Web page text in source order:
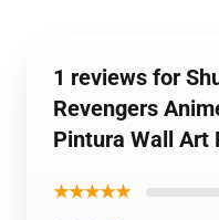
1 reviews for
Revengers
Pintura Wall Art
★★★★★